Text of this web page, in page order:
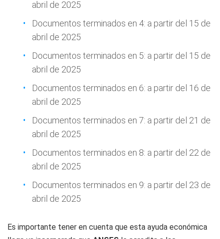
abril de 2025
Documentos terminados en 4: a partir del 15 de
abril de 2025
Documentos terminados en 5: a partir del 15 de
abril de 2025
Documentos terminados en 6: a partir del 16 de
abril de 2025
Documentos terminados en 7: a partir del 21 de
abril de 2025
Documentos terminados en 8: a partir del 22 de
abril de 2025
Documentos terminados en 9: a partir del 23 de
abril de 2025
Es importante tener en cuenta que esta ayuda económica